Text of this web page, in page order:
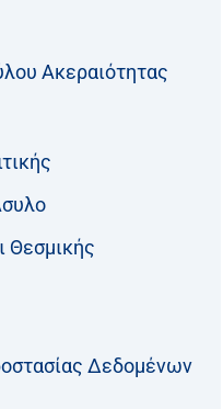
Ακεραιότητας
Θεσμικής
Δεδομένων